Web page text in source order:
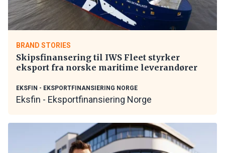
BRAND STORIES
Skipsfinansering til IWS Fleet styrker
eksport fra norske maritime leverandører
EKSFIN - EKSPORTFINANSIERING NORGE
Eksfin - Eksportfinansiering Norge